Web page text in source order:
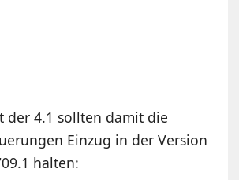
der 4.1 sollten damit die
Einzug in der Version
halten: